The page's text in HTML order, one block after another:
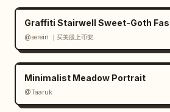
Graffiti Stairwell Sweet-Goth
@serein ｜买美股上币安
Minimalist Meadow Portrait
@Taaruk